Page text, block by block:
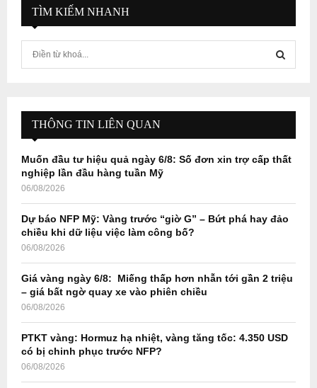
TÌM KIẾM NHANH
f
r
E
A
H
THÔNG TIN LIÊN QUAN
Muốn đầu tư hiệu quả ngày 6/8: Số đơn xin trợ cấp thất
nghiệp lần đầu hàng tuần Mỹ
06/08/2026
Dự báo NFP Mỹ: Vàng trước “giờ G” – Bứt phá hay đảo
chiều khi dữ liệu việc làm công bố?
06/08/2026
Giá vàng ngày 6/8: Miếng thấp hơn nhẫn tới gần 2 triệu
– giá bất ngờ quay xe vào phiên chiều
06/08/2026
PTKT vàng: Hormuz hạ nhiệt, vàng tăng tốc: 4.350 USD
có bị chinh phục trước NFP?
06/08/2026